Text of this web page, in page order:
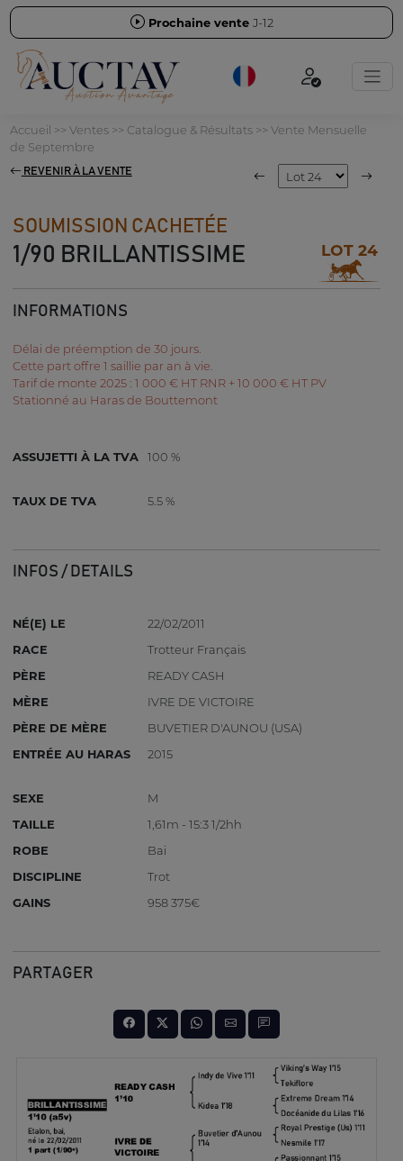
Prochaine vente J-12
Accueil >> Ventes>> Catalogue & Résultats>> Vente Mensuelle
de Septembre
REVENIR À LA VENTE
SOUMISSION CACHETÉE
1/90 BRILLANTISSIME LOT 24
INFORMATIONS
Délai de préemption de 30 jours.
Cette part offre 1 saillie par an à vie.
Tarif de monte 2025 : 1 000 € HT RNR + 10 000 € HT PV
Stationné au Haras de Bouttemont
ASSUJETTI À LA TVA 100 %
TAUX DE TVA 5.5 %
INFOS / DETAILS
NÉ(E) LE
22/02/2011
RACE
Trotteur Français
PÈRE
READY CASH
MÈRE
IVRE DE VICTOIRE
PÈRE DE MÈRE
BUVETIER D'AUNOU (USA)
ENTRÉE AU HARAS
2015
SEXE
M
TAILLE
1,61m - 15:3 1/2hh
ROBE
Bai
DISCIPLINE
Trot
GAINS
958 375€
PARTAGER